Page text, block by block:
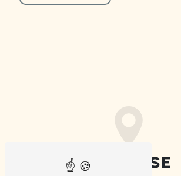
ADRESSE